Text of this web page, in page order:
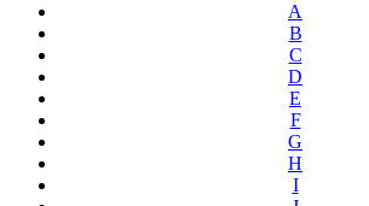
A
B
C
D
E
F
G
H
I